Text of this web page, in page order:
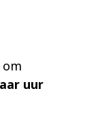
uur